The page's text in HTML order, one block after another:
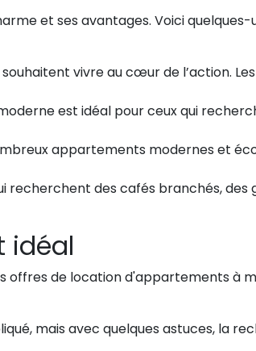
et ses avantages. Voici quelques-
vivre au cœur de l’action.
est idéal pour ceux qui
appartements modernes et
des cafés branchés, des
idéal
mais avec quelques astuces, la